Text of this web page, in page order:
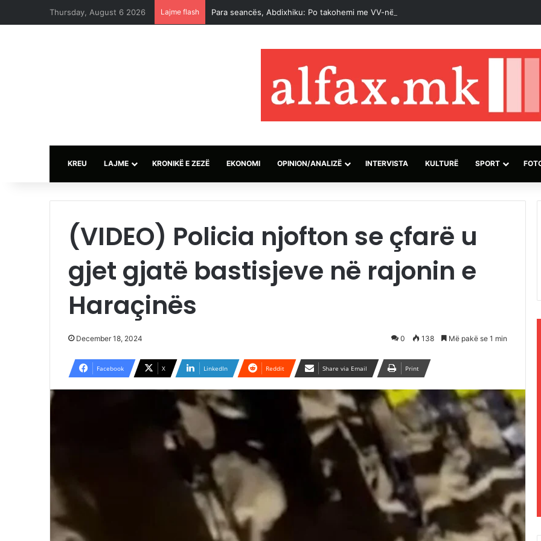
Thursday, August 6 2026 Lajme flash Para seancës, Abdixhiku: Po takohemi me VV-në, ky është lajm i mirë
KREU LAJME KRONIKË E ZEZË EKONOMI OPINION/ANALIZË INTERVISTA KULTURË SPORT
(VIDEO) Policia njofton se çfarë u
gjet gjatë bastisjeve në rajonin e
Haraçinës
December 18, 2024 0 138 Më pakë se 1 min
Facebook X LinkedIn Reddit Share via Email Print